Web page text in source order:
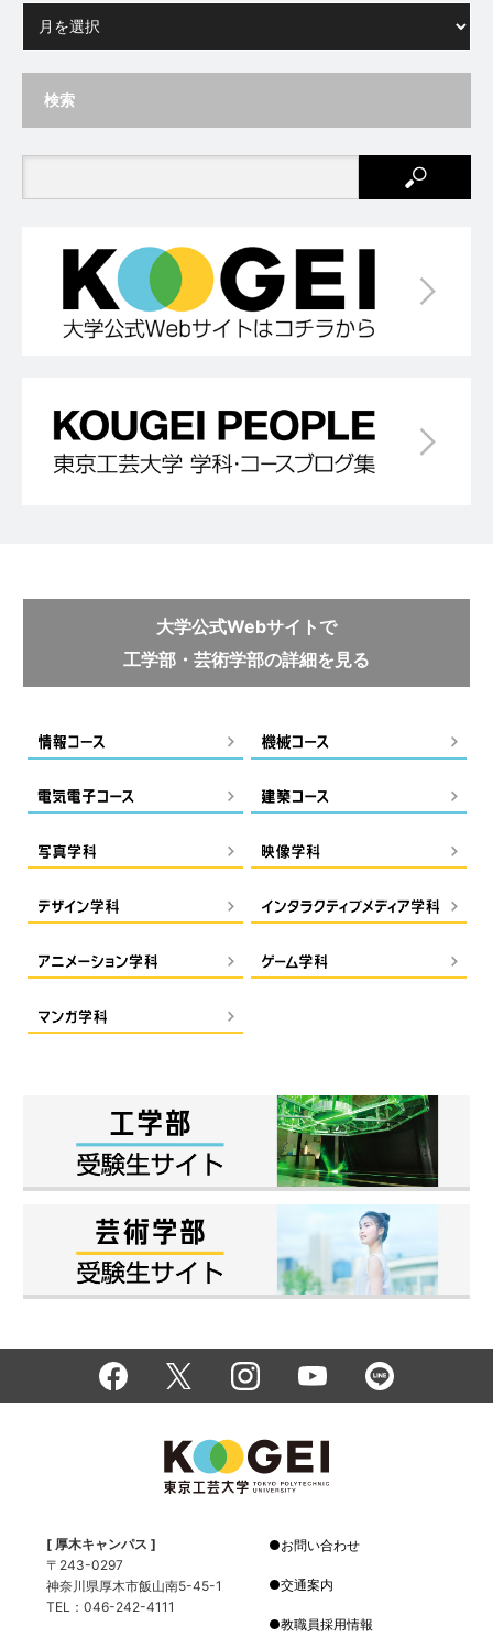
検索
大学公式Webサイトで
工学部・芸術学部の詳細を見る
[ 厚木キャンパス ]
〒243-0297
神奈川県厚木市飯山南5-45-1
TEL：046-242-4111
お問い合わせ
交通案内
教職員採用情報